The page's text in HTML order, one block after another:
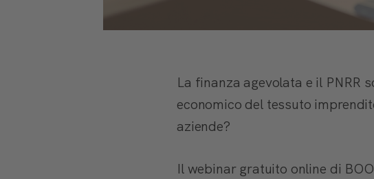
La finanza agevolata e il
economico del tessuto
aziende?
Il webinar gratuito online di